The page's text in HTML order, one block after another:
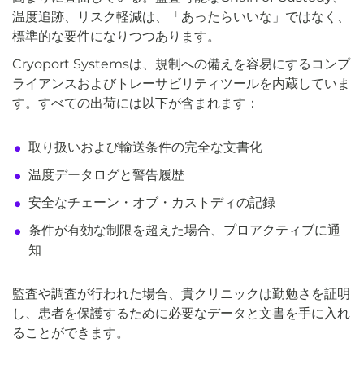
温度追跡、リスク軽減は、「あったらいいな」ではなく、
標準的な要件になりつつあります。
Cryoport Systemsは、規制への備えを容易にするコンプ
ライアンスおよびトレーサビリティツールを内蔵していま
す。すべての出荷には以下が含まれます：
取り扱いおよび輸送条件の完全な文書化
温度データログと警告履歴
安全なチェーン・オブ・カストディの記録
条件が有効な制限を超えた場合、プロアクティブに通
知
監査や調査が行われた場合、貴クリニックは勤勉さを証明
し、患者を保護するために必要なデータと文書を手に入れ
ることができます。